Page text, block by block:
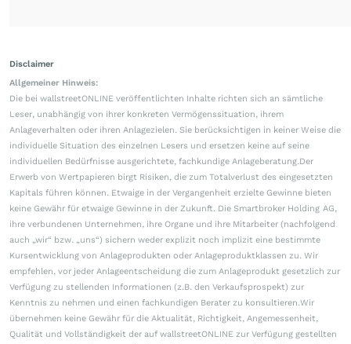
Disclaimer
Allgemeiner Hinweis:
Die bei wallstreetONLINE veröffentlichten Inhalte richten sich an sämtliche
Leser, unabhängig von ihrer konkreten Vermögenssituation, ihrem
Anlageverhalten oder ihren Anlagezielen. Sie berücksichtigen in keiner Weise die
individuelle Situation des einzelnen Lesers und ersetzen keine auf seine
individuellen Bedürfnisse ausgerichtete, fachkundige Anlageberatung.Der
Erwerb von Wertpapieren birgt Risiken, die zum Totalverlust des eingesetzten
Kapitals führen können. Etwaige in der Vergangenheit erzielte Gewinne bieten
keine Gewähr für etwaige Gewinne in der Zukunft. Die Smartbroker Holding AG,
ihre verbundenen Unternehmen, ihre Organe und ihre Mitarbeiter (nachfolgend
auch „wir“ bzw. „uns“) sichern weder explizit noch implizit eine bestimmte
Kursentwicklung von Anlageprodukten oder Anlageproduktklassen zu. Wir
empfehlen, vor jeder Anlageentscheidung die zum Anlageprodukt gesetzlich zur
Verfügung zu stellenden Informationen (z.B. den Verkaufsprospekt) zur
Kenntnis zu nehmen und einen fachkundigen Berater zu konsultieren.Wir
übernehmen keine Gewähr für die Aktualität, Richtigkeit, Angemessenheit,
Qualität und Vollständigkeit der auf wallstreetONLINE zur Verfügung gestellten